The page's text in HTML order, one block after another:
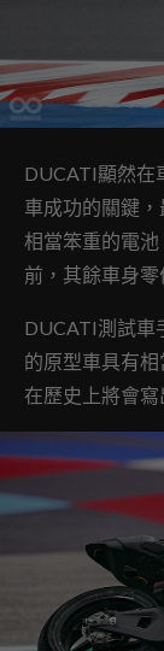
DUCATI顯然在
車成功的關鍵
相當笨重的電
前，其餘車身
DUCATI測試車
的原型車具有
在歷史上將會寫